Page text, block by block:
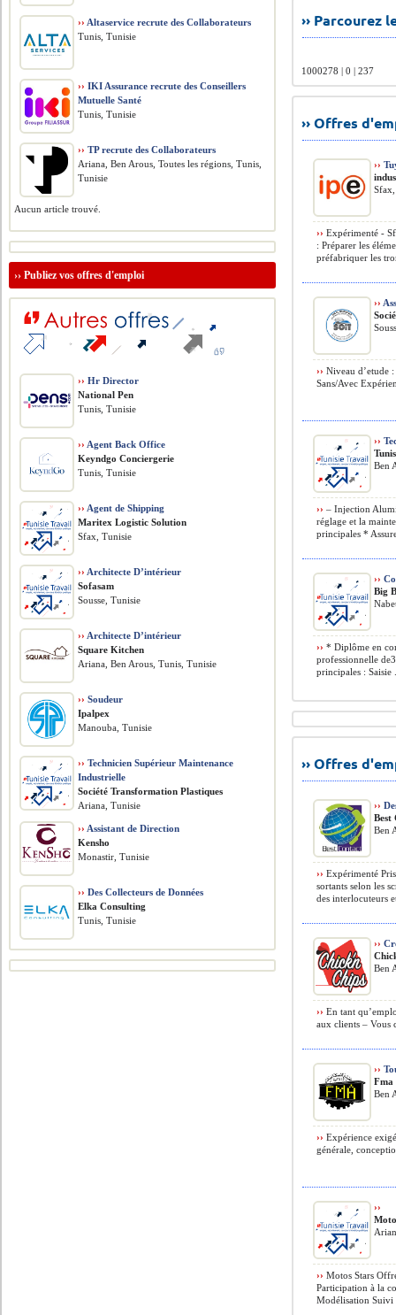
››
1000278 | 0 | 237
›› Offres
››
›› Expérimenté -
: Préparer les
préfabriquer les
››
›› Niveau d’etude
Sans/Avec
››
Ben
›› – Injection
réglage et la
principales *
››
Big
›› * Diplôme en
professionnelle
principales : Saisie
›› Offres
››
Best
Ben
›› Expérimenté
sortants selon les
des interlocuteurs
››
Ben
›› En tant
aux clients – Vous
››
Fma
Ben
›› Expérience
générale,
››
›› Motos Stars
Participation à la
Modélisation Suivi
›› Altaservice recrute des Collaborateurs
Tunis, Tunisie
›› IKI Assurance recrute des Conseillers
Mutuelle Santé
Tunis, Tunisie
›› TP recrute des Collaborateurs
Ariana, Ben Arous, Toutes les régions, Tunis,
Tunisie
Aucun article trouvé.
››Publiez vos offres d'emploi
›› Hr Director
National Pen
Tunis, Tunisie
›› Agent Back Office
Keyndgo Conciergerie
Tunis, Tunisie
›› Agent de Shipping
Maritex Logistic Solution
Sfax, Tunisie
›› Architecte D’intérieur
Sofasam
Sousse, Tunisie
›› Architecte D’intérieur
Square Kitchen
Ariana, Ben Arous, Tunis, Tunisie
›› Soudeur
Ipalpex
Manouba, Tunisie
›› Technicien Supérieur Maintenance
Industrielle
Société Transformation Plastiques
Ariana, Tunisie
›› Assistant de Direction
Kensho
Monastir, Tunisie
›› Des Collecteurs de Données
Elka Consulting
Tunis, Tunisie